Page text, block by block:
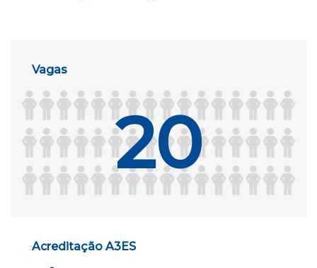
Vagas
20
Acreditação A3ES